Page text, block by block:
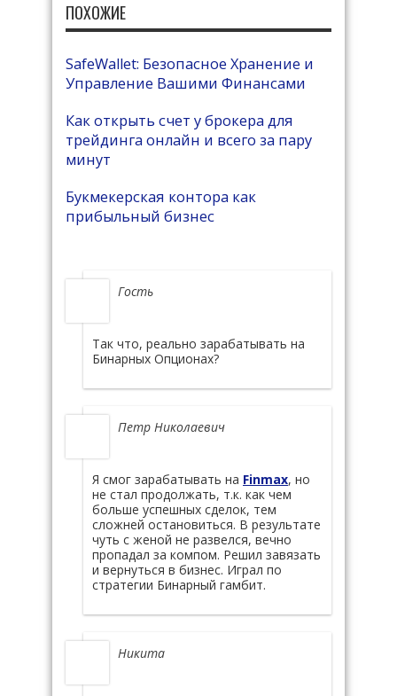
ПОХОЖИЕ
SafeWallet: Безопасное Хранение и
Управление Вашими Финансами
Как открыть счет у брокера для
трейдинга онлайн и всего за пару
минут
Букмекерская контора как
прибыльный бизнес
Гость
Так что, реально зарабатывать на
Бинарных Опционах?
Петр Николаевич
Я смог зарабатывать на Finmax, но
не стал продолжать, т.к. как чем
больше успешных сделок, тем
сложней остановиться. В результате
чуть с женой не развелся, вечно
пропадал за компом. Решил завязать
и вернуться в бизнес. Играл по
стратегии Бинарный гамбит.
Никита